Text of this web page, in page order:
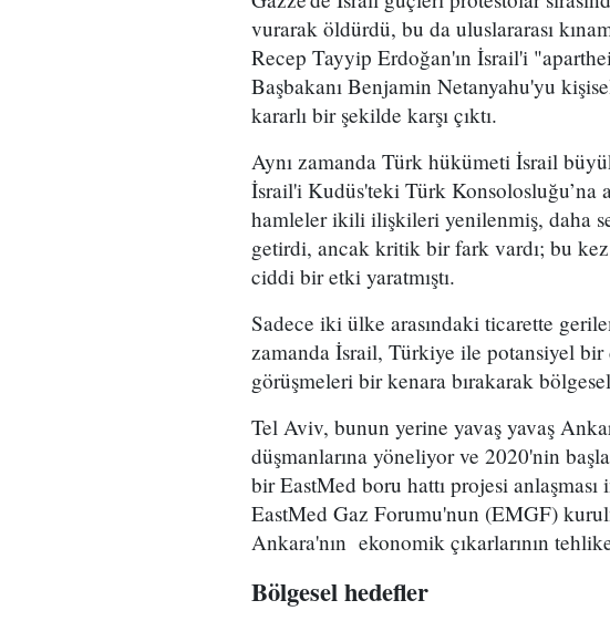
vurarak öldürdü, bu da uluslararası
Recep Tayyip Erdoğan'ın İsrail'i
Başbakanı Benjamin Netanyahu'yu
kararlı bir şekilde karşı çıktı.
Aynı zamanda Türk hükümeti İsrail
İsrail'i Kudüs'teki Türk Konsolosluğu’na
hamleler ikili ilişkileri yenilenmiş, daha
getirdi, ancak kritik bir fark vardı; bu
ciddi bir etki yaratmıştı.
Sadece iki ülke arasındaki ticarette
zamanda İsrail, Türkiye ile potansiyel
görüşmeleri bir kenara bırakarak
Tel Aviv, bunun yerine yavaş yavaş
düşmanlarına yöneliyor ve 2020'nin
bir EastMed boru hattı projesi anlaşması
EastMed Gaz Forumu'nun (EMGF)
Ankara'nın ekonomik çıkarlarının
Bölgesel hedefler